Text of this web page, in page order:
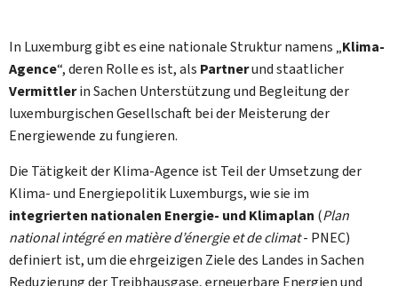
In Luxemburg gibt es eine nationale Struktur namens „Klima-
Agence“, deren Rolle es ist, als Partnerund staatlicher
Vermittlerin Sachen Unterstützung und Begleitung der
luxemburgischen Gesellschaft bei der Meisterung der
Energiewende zu fungieren.
Die Tätigkeit derKlima-Agence ist Teil der Umsetzung der
Klima- und Energiepolitik Luxemburgs, wie sie im
integrierten nationalen Energie- und Klimaplan (Plan
national intégré en matière d’énergie et de climat- PNEC)
definiert ist, um die ehrgeizigen Ziele des Landes in Sachen
Reduzierung der Treibhausgase, erneuerbare Energien und